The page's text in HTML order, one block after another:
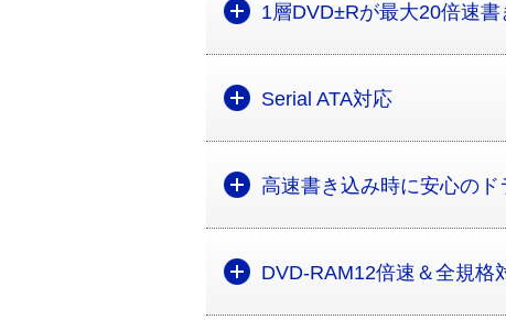
1層DVD±Rが最大20倍速
Serial ATA対応
高速書き込み時に安心のド
DVD-RAM12倍速＆全規格